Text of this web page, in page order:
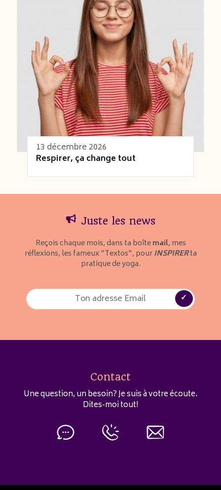
13 décembre 2026
Respirer, ça change tout
Juste les news
Reçois chaque mois, dans ta boîtemail, mes
réflexions, les fameux "Textos", pourINSPIRERta
pratique de yoga.
Contact
Une question, un besoin? Je suis à votre écoute.
Dites-moi tout!